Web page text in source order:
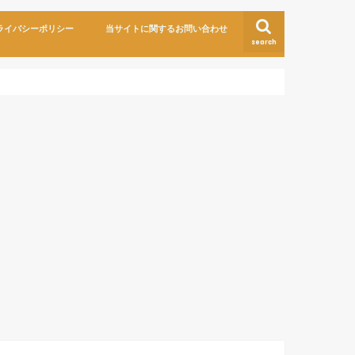
search
イバシーポリシー 当サイトに関するお問い合わせ